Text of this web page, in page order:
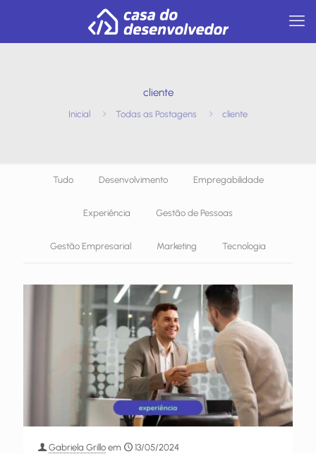
cliente
Inicial Todas as Postagens cliente
Tudo Desenvolvimento Empregabilidade
Experiência Gestão de Pessoas
Gestão Empresarial Marketing Tecnologia
Gabriela Grillo em
13/05/2024